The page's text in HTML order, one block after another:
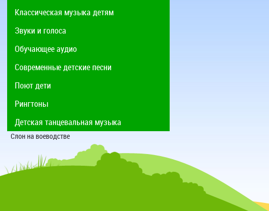
Классическая музыка детям
Звуки и голоса
Обучающее аудио
Современные детские песни
Поют дети
Рингтоны
Детская танцевальная музыка
Слон на воеводстве